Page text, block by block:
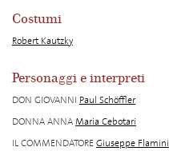
Costumi
Robert Kautzky
Personaggi e interpreti
DON GIOVANNI Paul Schöffler
DONNA ANNAMaria Cebotari
IL COMMENDATOREGiuseppe Flamini